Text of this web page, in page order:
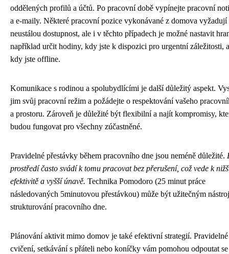
oddělených profilů a účtů. Po pracovní době vypínejte pracovní
a e-maily. Některé pracovní pozice vykonávané z domova vyžadují
neustálou dostupnost, ale i v těchto případech je možné nastavit
například určit hodiny, kdy jste k dispozici pro urgentní záležitosti,
kdy jste offline.
Komunikace s rodinou a spolubydlícími je další důležitý aspekt.
jim svůj pracovní režim a požádejte o respektování vašeho
a prostoru. Zároveň je důležité být flexibilní a najít kompromisy,
budou fungovat pro všechny zúčastněné.
Pravidelné přestávky během pracovního dne jsou neméně důležité.
prostředí často svádí k tomu pracovat bez přerušení, což vede k
efektivitě a vyšší únavě. Technika Pomodoro (25 minut práce
následovaných 5minutovou přestávkou) může být užitečným
strukturování pracovního dne.
Plánování aktivit mimo domov je také efektivní strategií. Pravidelné
cvičení, setkávání s přáteli nebo koníčky vám pomohou odpoutat